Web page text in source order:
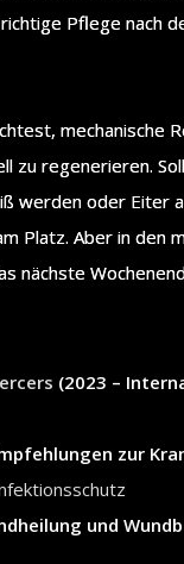
Pflege nach
mechanische
zu regenerieren.
werden oder
Platz. Aber in
nächste
(2023 –
zur
und